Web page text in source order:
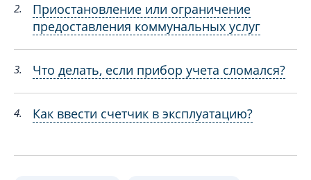
2.
Приостановление или ограничение
предоставления коммунальных услуг
3. Что делать, если прибор учета сломался?
4. Как ввести счетчик в эксплуатацию?